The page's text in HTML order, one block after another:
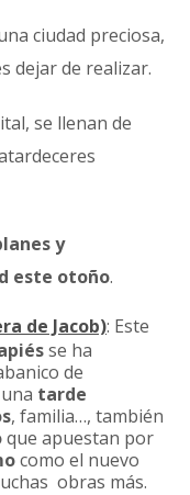
ciudad preciosa,
dejar de realizar.
se llenan de
y
este otoño.
de Jacob): Este
se ha
de
tarde
, familia…, también
que apuestan por
como el nuevo
obras más.